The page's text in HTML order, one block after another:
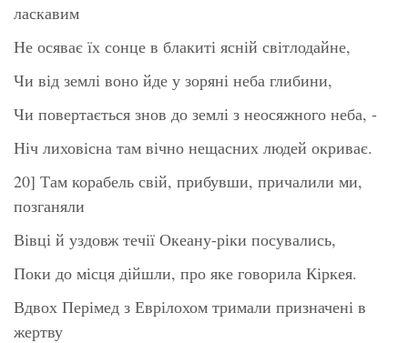
ласкавим
Не осяває їх сонце в блакиті ясній світлодайне,
Чи від землі воно йде у зоряні неба глибини,
Чи повертається знов до землі з неосяжного неба, -
Ніч лиховісна там вічно нещасних людей окриває.
20] Там корабель свій, прибувши, причалили ми,
позганяли
Вівці й уздовж течії Океану-ріки посувались,
Поки до місця дійшли, про яке говорила Кіркея.
Вдвох Перімед з Еврілохом тримали призначені в
жертву